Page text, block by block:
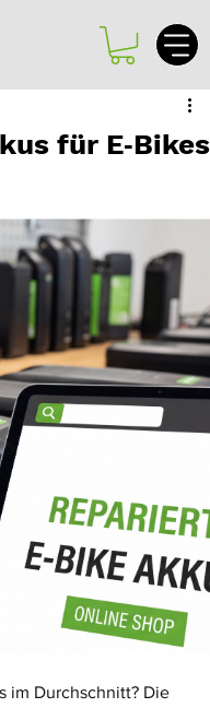
für E‑Bikes
im Durchschnitt? Die